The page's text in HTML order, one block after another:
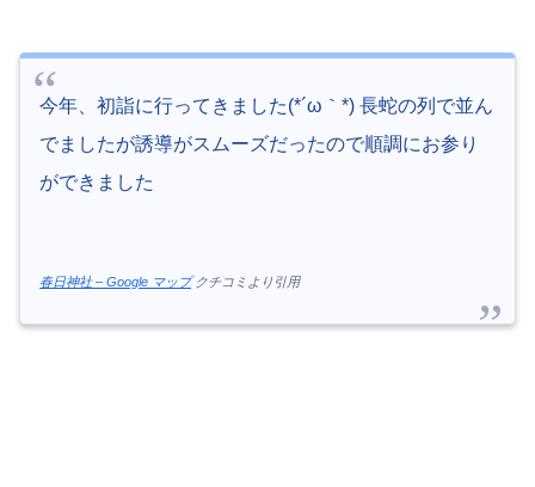
今年、初詣に行ってきました(*´ω｀*) 長蛇の列で並ん
でましたが誘導がスムーズだったので順調にお参り
ができました
春日神社 – Google マップクチコミより引用